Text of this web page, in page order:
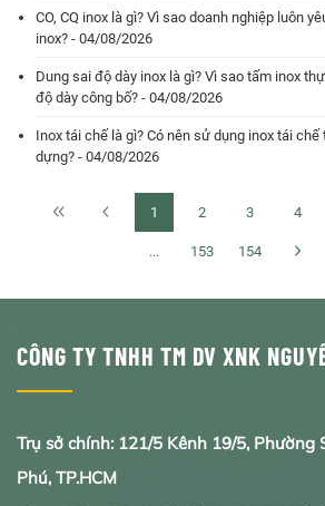
CO, CQ inox là gì? Vì sao doanh nghiệp luôn
inox? - 04/08/2026
Dung sai độ dày inox là gì? Vì sao tấm inox
độ dày công bố? - 04/08/2026
Inox tái chế là gì? Có nên sử dụng inox tái chế
dựng? - 04/08/2026
1 2 3 4
... 153 154
CÔNG TY TNHH TM DV XNK
Trụ sở chính: 121/5 Kênh 19/5, Phường
Phú, TP.HCM